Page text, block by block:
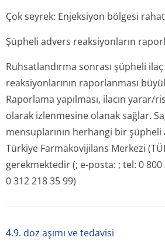
Çok seyrek: Enjeksiyon bölgesi
Şüpheli advers reaksiyonların
Ruhsatlandırma sonrası şüpheli
reaksiyonlarının raporlanması
Raporlama yapılması, ilacın yarar/
olarak izlenmesine olanak sağlar.
mensuplarının herhangi bir
Türkiye Farmakovijilans Merkezi
gerekmektedir (; e-posta: ; tel: 0 800
0 312 218 35 99)
4.9. doz aşımı ve tedavisi